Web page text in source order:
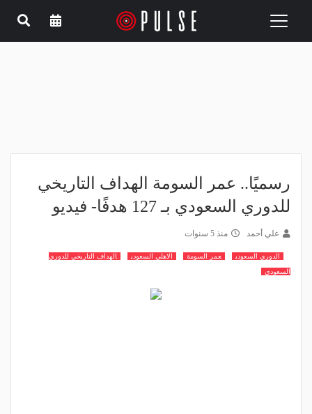
Toggle
رسميًا.. عمر السومة الهداف التاريخي
للدوري السعودي بـ 127 هدفًا- فيديو
علي أحمد منذ 5 سنوات
الدوري السعودي عمر السومة الاهلي السعودي
الهداف التاريخي للدوري
السعودي